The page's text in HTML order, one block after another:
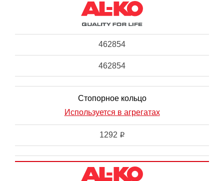
462854
462854
Стопорное кольцо
Используется в агрегатах
1292 i